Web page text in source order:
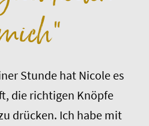
Stunde hat Nicole es
die richtigen Knöpfe
drücken. Ich habe mit